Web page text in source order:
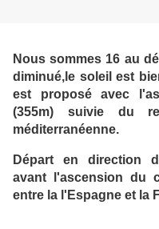
Nous sommes 16 au
diminué,le soleil est
est proposé avec
(355m) suivie du
méditerranéenne.
Départ en direction
avant l'ascension du
entre la l'Espagne et la